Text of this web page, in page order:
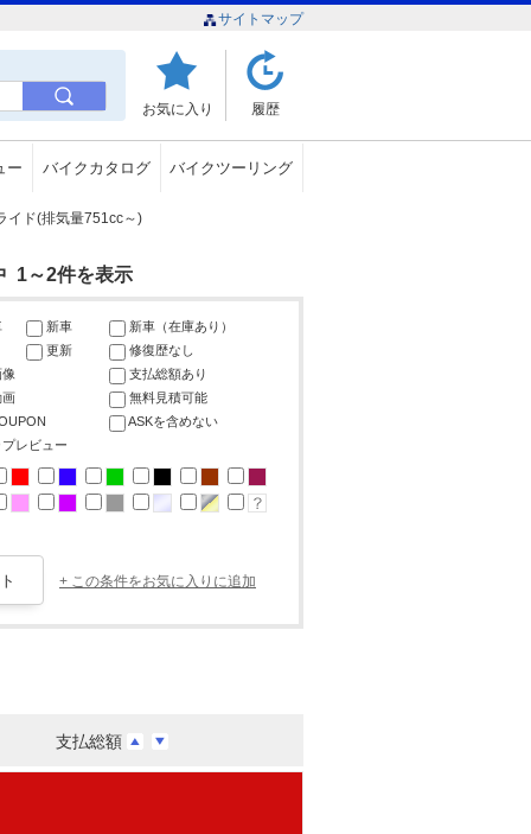
サイトマップ
お気に入り 履歴
ー バイクカタログ バイクツーリング
ド(排気量751cc～)
1～2件を表示
新車
新車（在庫あり）
更新
修復歴なし
支払総額あり
画
無料見積可能
ASKを含めない
プレビュー
+ この条件をお気に入りに追加
支払総額